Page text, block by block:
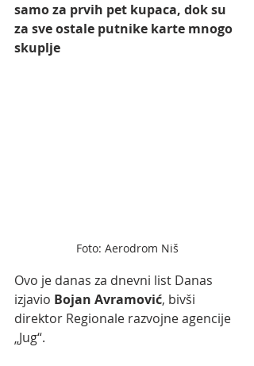
samo za prvih pet kupaca, dok su
za sve ostale putnike karte mnogo
skuplje
Foto: Aerodrom Niš
Ovo je danas za dnevni list Danas
izjavio Bojan Avramović, bivši
direktor Regionale razvojne agencije
„Jug“.